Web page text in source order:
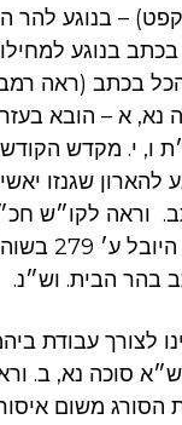
קפט) – בנוגע להר
בנוגע
הכל בכתב (ראה
נא, א – הובא
ו, י. מקדש
להארון שגנזו
מה שכתבנו
לצורך עבודת
סוכה נא, ב.
הסורג משום